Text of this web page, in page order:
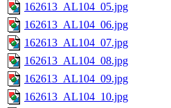
162613_AL104_05.jpg
162613_AL104_06.jpg
162613_AL104_07.jpg
162613_AL104_08.jpg
162613_AL104_09.jpg
162613_AL104_10.jpg